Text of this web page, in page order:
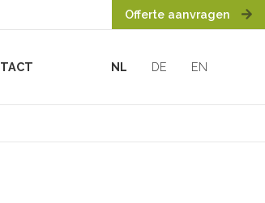
Offerte aanvragen
NL DE EN